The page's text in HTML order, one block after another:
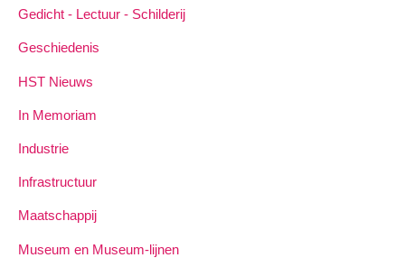
Gedicht - Lectuur - Schilderij
Geschiedenis
HST Nieuws
In Memoriam
Industrie
Infrastructuur
Maatschappij
Museum en Museum-lijnen